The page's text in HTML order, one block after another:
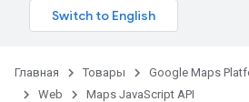
Главная Товары Google Maps
Web
Maps JavaScript API